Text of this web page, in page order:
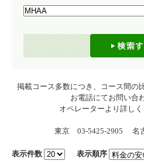
掲載コース多数につき、コース間の
お電話にてお問い合
オペレーターより詳しく
東京 03-5425-2905 名
表示件数
表示順序